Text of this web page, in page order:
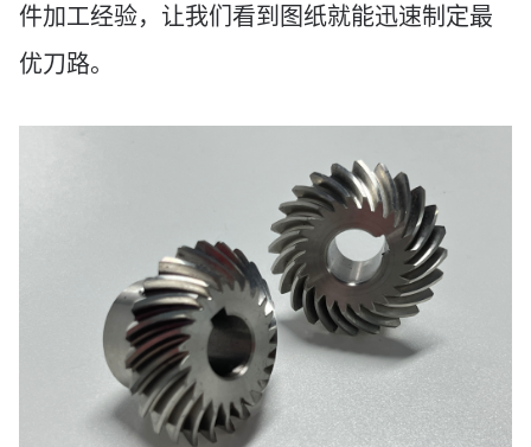
件加工经验，让我们看到图纸就能迅速制定最
优刀路。